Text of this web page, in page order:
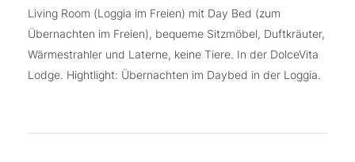
Living Room (Loggia im Freien) mit Day Bed (zum
Übernachten im Freien), bequeme Sitzmöbel, Duftkräuter,
Wärmestrahler und Laterne, keine Tiere. In der DolceVita
Lodge. Hightlight: Übernachten im Daybed in der Loggia.